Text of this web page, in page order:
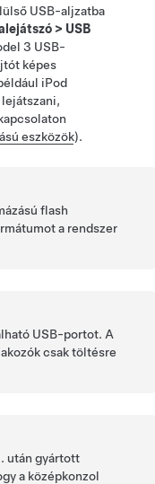
USB-aljzatba
> USB
3 USB-
képes
iPod
eszközök).
flash
a rendszer
USB-portot. A
csak töltésre
után gyártott
a középkonzol